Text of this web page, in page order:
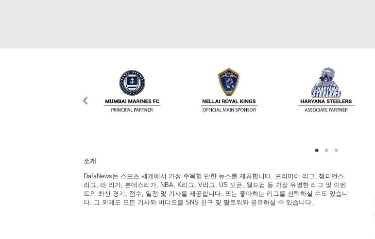
소개
DafaNews는 스포츠 세계에서 가장 주목할 만한 뉴스를 제공합니다. 프리미어 리그, 챔피언스
리그, 라 리가, 분데스리가, NBA, K리그, V리그, US 오픈, 월드컵 등 가장 유명한 리그 및 이벤
트의 최신 경기, 점수, 일정 및 기사를 제공합니다. 또는 좋아하는 리그를 선택하실 수도 있습니
다. 그 외에도 모든 기사와 비디오를 SNS 친구 및 팔로워와 공유하실 수 있습니다.